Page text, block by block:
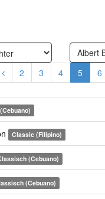
2 3 4 5 6
Classic (Filipino)
(Cebuano)
(Cebuano)